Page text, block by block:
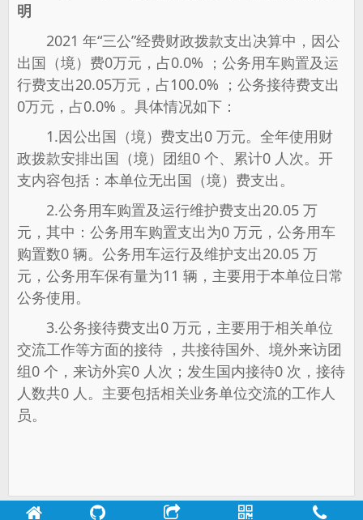
明
2021 年“三公”经费财政拨款支出决算中，因公
出国（境）费0万元，占0.0% ；公务用车购置及运
行费支出20.05万元，占100.0% ；公务接待费支出
0万元，占0.0% 。具体情况如下：
1.因公出国（境）费支出0 万元。全年使用财
政拨款安排出国（境）团组0 个、累计0 人次。开
支内容包括：本单位无出国（境）费支出。
2.公务用车购置及运行维护费支出20.05 万
元，其中：公务用车购置支出为0 万元，公务用车
购置数0 辆。公务用车运行及维护支出20.05 万
元，公务用车保有量为11 辆，主要用于本单位日常
公务使用。
3.公务接待费支出0 万元，主要用于相关单位
交流工作等方面的接待 ，共接待国外、境外来访团
组0 个，来访外宾0 人次；发生国内接待0 次，接待
人数共0 人。主要包括相关业务单位交流的工作人
员。